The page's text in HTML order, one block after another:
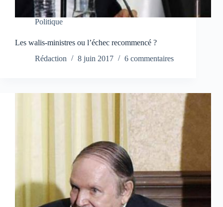
Politique
Les walis-ministres ou l’échec recommencé ?
Rédaction
8 juin 2017 6 commentaires